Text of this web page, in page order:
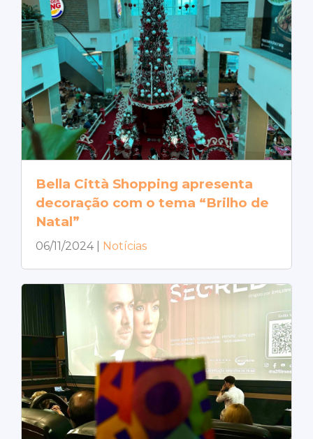
Bella Città Shopping apresenta
decoração com o tema “Brilho de
Natal”
06/11/2024| Notícias